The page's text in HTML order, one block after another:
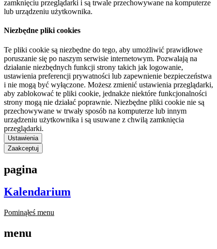
zamknięciu przeglądarki i są trwale przechowywane na komputerze
lub urządzeniu użytkownika.
Niezbędne pliki cookies
Te pliki cookie są niezbędne do tego, aby umożliwić prawidłowe
poruszanie się po naszym serwisie internetowym. Pozwalają na
działanie niezbędnych funkcji strony takich jak logowanie,
ustawienia preferencji prywatności lub zapewnienie bezpieczeństwa
i nie mogą być wyłączone. Możesz zmienić ustawienia przeglądarki,
aby zablokować te pliki cookie, jednakże niektóre funkcjonalności
strony mogą nie działać poprawnie. Niezbędne pliki cookie nie są
przechowywane w trwały sposób na komputerze lub innym
urządzeniu użytkownika i są usuwane z chwilą zamknięcia
przeglądarki.
Ustawienia
Zaakceptuj
pagina
Kalendarium
Pominąłeś menu
menu